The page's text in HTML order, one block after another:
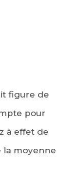
figure de
pour
à effet de
la moyenne